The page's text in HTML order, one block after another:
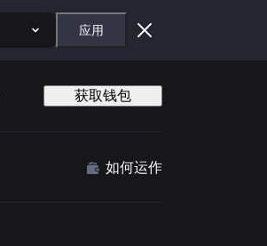
应用
获取钱包
如何运作